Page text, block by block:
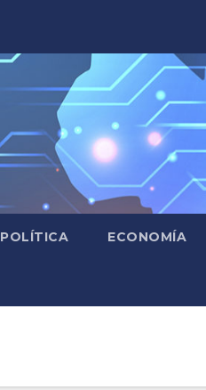
POLÍTICA ECONOMÍA